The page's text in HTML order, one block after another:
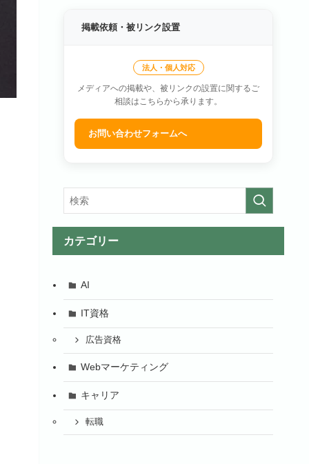
掲載依頼・被リンク設置
法人・個人対応
メディアへの掲載や、被リンクの設置に関するご
相談はこちらから承ります。
お問い合わせフォームへ
カテゴリー
AI
IT資格
広告資格
Webマーケティング
キャリア
転職